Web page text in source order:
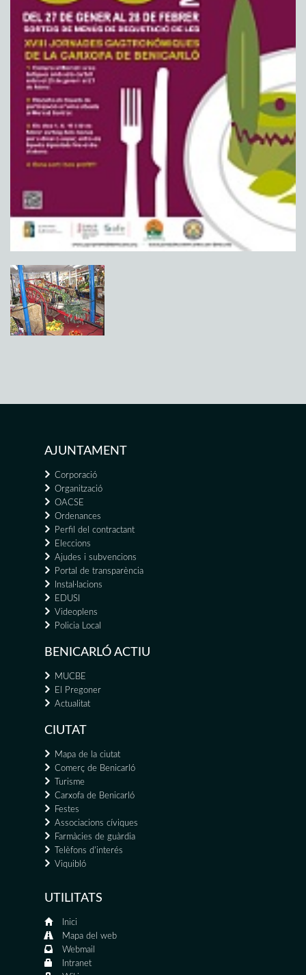
AJUNTAMENT
Corporació
Organització
OACSE
Ordenances
Perfil del contractant
Eleccions
Ajudes i subvencions
Portal de transparència
Instal·lacions
EDUSI
Videoplens
Policia Local
BENICARLÓ ACTIU
MUCBE
El Pregoner
Actualitat
CIUTAT
Mapa de la ciutat
Comerç de Benicarló
Turisme
Carxofa de Benicarló
Festes
Associacions cíviques
Farmàcies de guàrdia
Telèfons d'interés
Viquibló
UTILITATS
Inici
Mapa del web
Webmail
Intranet